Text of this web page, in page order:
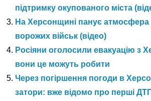
підтримку окупованого міста
На Херсонщині панує атмосфера
ворожих військ (відео)
Росіяни оголосили евакуацію з
вони це можуть робити
Через погіршення погоди в
затори: вже відомо про перші